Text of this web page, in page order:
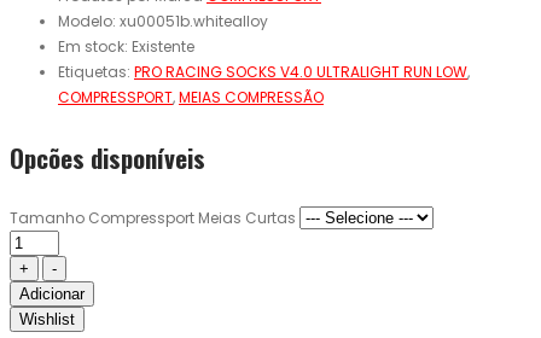
Modelo: xu00051b.whitealloy
Em stock: Existente
Etiquetas: PRO RACING SOCKS V4.0 ULTRALIGHT RUN LOW,
COMPRESSPORT,MEIAS COMPRESSÃO
Opcões disponíveis
Tamanho Compressport Meias Curtas
Adicionar
Wishlist